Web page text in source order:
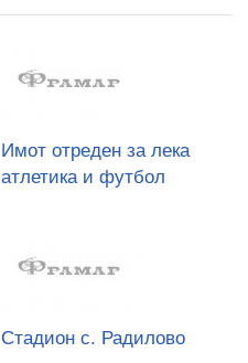
Имот отреден за лека
атлетика и футбол
Стадион с. Радилово